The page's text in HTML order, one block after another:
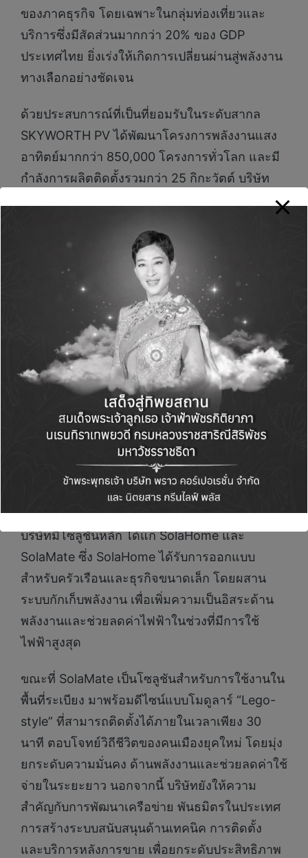
ของภาคธุรกิจ โดยเฉพาะในกลุ่มท่องเที่ยวและ
บริการซึ่งมีสัดส่วนมากกว่า 20% ของ GDP
ประเทศไทย ยิ่งเร่งให้เกิดการเปลี่ยนผ่านสู่พลังงาน
ทางเลือกอย่างชัดเจน
ด้วยประสบการณ์ที่เป็นที่ยอมรับในระดับสากล
SKYWORTH PV ได้พัฒนาโครงการพลังงานแสง
อาทิตย์มากกว่า 850,000 โครงการทั่วโลก และมี
กำลังการผลิตติดตั้งรวมกว่า 25 กิกะวัตต์ บริษัท
อุตสาหกรรม (C&I) รวมถึงโครงการขนาด
สาธารณูปโภค (Utility-scale) ขณะเดียวกัน ด้วย
ศักยภาพด้านการผลิตที่แข็งแกร่ง บริษัทสามารถ
ผลิตอุปกรณ์หลักได้อย่างครบวงจร อาทิ แผงโซ
ลาร์เซลล์ อินเวอร์เตอร์ ระบบกักเก็บพลังงาน และ
โครงสร้างติดตั้ง ซึ่งช่วยให้สามารถควบคุม
คุณภาพสินค้าได้อย่างสม่ำเสมอ เสริมความมั่นคง
ของซัพพลาย และรองรับการบูรณาการระบบได้
อย่างมีประสิทธิภาพในหลากหลายตลาด
SKYWORTH PV นำเสนอโซลูชันพลังงานทั้ง
สำหรับภาคครัวเรือนและภาคพาณิชยกรรมและ
อุตสาหกรรม (C&I) เพื่อตอบโจทย์ความต้องการ
ของตลาดประเทศไทย โดยในกลุ่มที่อยู่อาศัย
บริษัทมีโซลูชันหลัก ได้แก่ SolaHome และ
SolaMate ซึ่ง SolaHome ได้รับการออกแบบ
สำหรับครัวเรือนและธุรกิจขนาดเล็ก โดยผสาน
ระบบกักเก็บพลังงาน เพื่อเพิ่มความเป็นอิสระด้าน
พลังงานและช่วยลดค่าไฟฟ้าในช่วงที่มีการใช้
ไฟฟ้าสูงสุด
ขณะที่ SolaMate เป็นโซลูชันสำหรับการใช้งานใน
พื้นที่ระเบียง มาพร้อมดีไซน์แบบโมดูลาร์ “Lego-
style” ที่สามารถติดตั้งได้ภายในเวลาเพียง 30
นาที ตอบโจทย์วิถีชีวิตของคนเมืองยุคใหม่ โดยมุ่ง
ยกระดับความมั่นคง ด้านพลังงานและช่วยลดค่าใช้
จ่ายในระยะยาว นอกจากนี้ บริษัทยังให้ความ
สำคัญกับการพัฒนาเครือข่าย พันธมิตรในประเทศ
การสร้างระบบสนับสนุนด้านเทคนิค การติดตั้ง
และบริการหลังการขาย เพื่อยกระดับประสิทธิภาพ